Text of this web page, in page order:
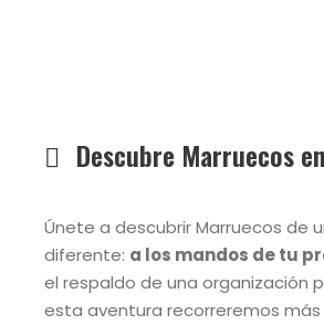
Descubre Marruecos
Únete a descubrir Marruecos de
diferente: a los mandos de tu
el respaldo de una organización
esta aventura recorreremos más